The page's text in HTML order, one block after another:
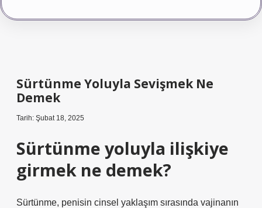
Sürtünme Yoluyla Sevişmek Ne
Demek
Tarih: Şubat 18, 2025
Sürtünme yoluyla ilişkiye
girmek ne demek?
Sürtünme, penisin cinsel yaklaşım sırasında vajinanın